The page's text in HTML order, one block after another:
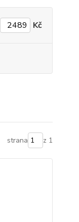
Kč
strana z 1